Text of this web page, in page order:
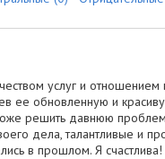
услуг и
ее обновленную и
решить давнюю
дела, талантливые и
в прошлом. Я